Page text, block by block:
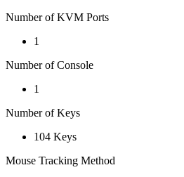
Number of KVM Ports
1
Number of Console
1
Number of Keys
104 Keys
Mouse Tracking Method